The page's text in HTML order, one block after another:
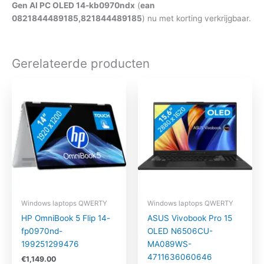
Gen AI PC OLED 14-kb0970ndx (ean
0821844489185,821844489185) nu met korting verkrijgbaar.
Gerelateerde producten
Windows laptops QWERTY
HP OmniBook 5 Flip 14-
fp0970nd-
199251299476
€1,149.00
Windows laptops QWERTY
ASUS Vivobook Pro 15
OLED N6506CU-
MA089WS-
4711636060646